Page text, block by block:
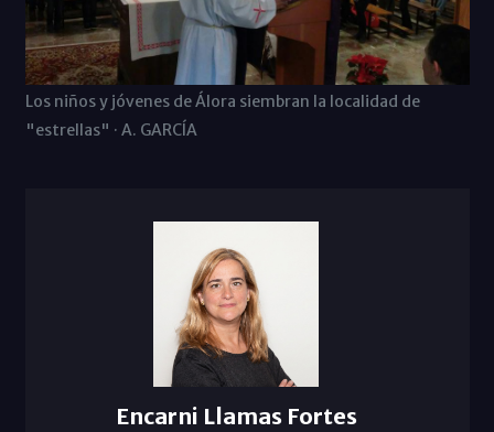
Los niños y jóvenes de Álora siembran la localidad de
"estrellas" · A. GARCÍA
Encarni Llamas Fortes